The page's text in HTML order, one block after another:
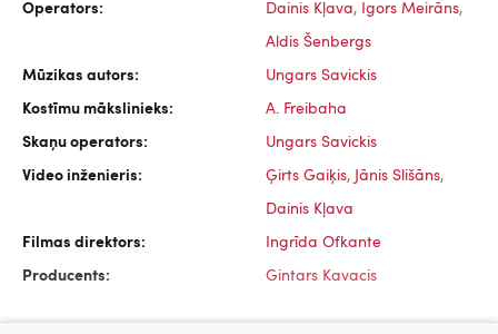
Operators: Dainis Kļava, Igors Meirāns,
Aldis Šenbergs
Mūzikas autors: Ungars Savickis
Kostīmu mākslinieks: A. Freibaha
Skaņu operators: Ungars Savickis
Video inženieris: Ģirts Gaiķis, Jānis Slišāns,
Dainis Kļava
Filmas direktors: Ingrīda Ofkante
Producents: Gintars Kavacis